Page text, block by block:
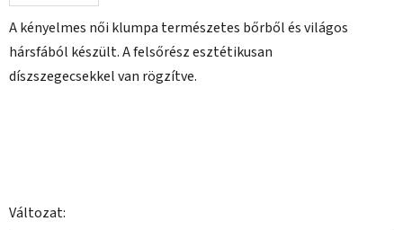
A kényelmes női klumpa természetes bőrből és világos
hársfából készült. A felsőrész esztétikusan
díszszegecsekkel van rögzítve.
Változat: